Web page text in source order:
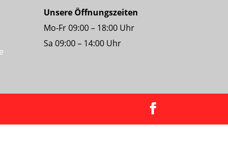
Unsere Öffnungszeiten
Mo-Fr 09:00 – 18:00 Uhr
Sa 09:00 – 14:00 Uhr